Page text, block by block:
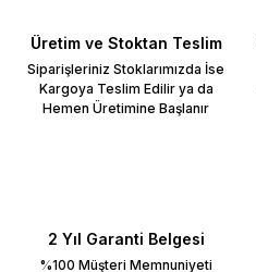
Üretim ve Stoktan Teslim
Siparişleriniz Stoklarımızda İse
Kargoya Teslim Edilir ya da
Hemen Üretimine Başlanır
2 Yıl Garanti Belgesi
%100 Müşteri Memnuniyeti